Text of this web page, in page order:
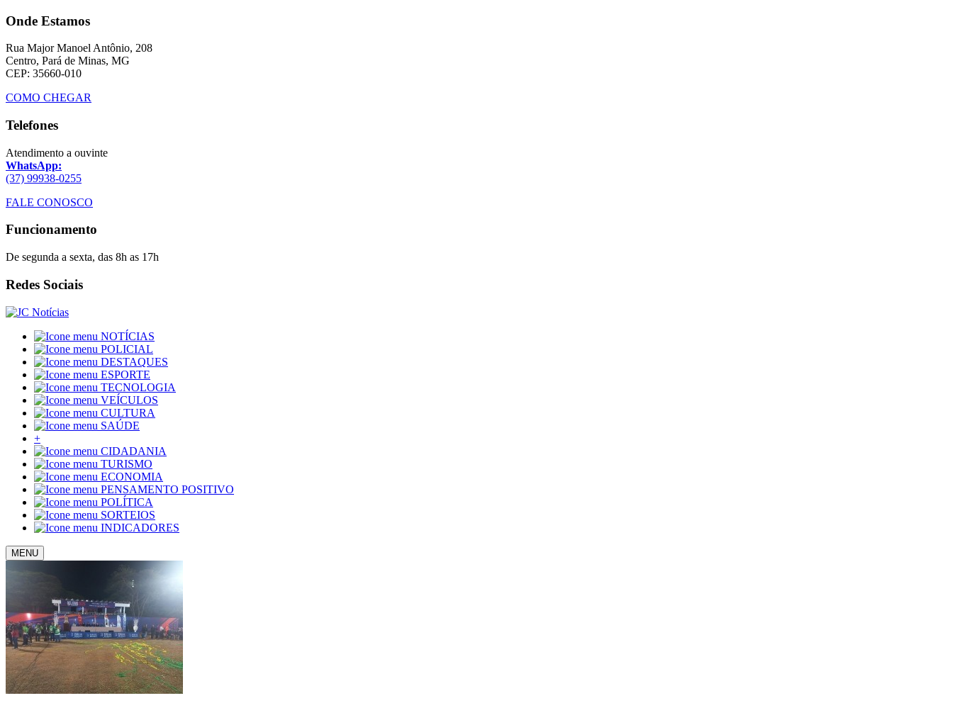
Onde Estamos
Rua Major Manoel Antônio, 208
Centro, Pará de Minas, MG
CEP: 35660-010
COMO CHEGAR
Telefones
Atendimento a ouvinte
WhatsApp:
(37) 99938-0255
FALE CONOSCO
Funcionamento
De segunda a sexta, das 8h as 17h
Redes Sociais
NOTÍCIAS
POLICIAL
DESTAQUES
ESPORTE
TECNOLOGIA
VEÍCULOS
CULTURA
SAÚDE
+
CIDADANIA
TURISMO
ECONOMIA
PENSAMENTO POSITIVO
POLÍTICA
SORTEIOS
INDICADORES
MENU